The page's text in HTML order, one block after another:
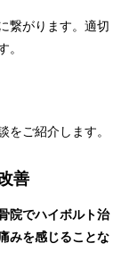
繋がります。適切
。
をご紹介します。
善
院でハイボルト治
みを感じることな